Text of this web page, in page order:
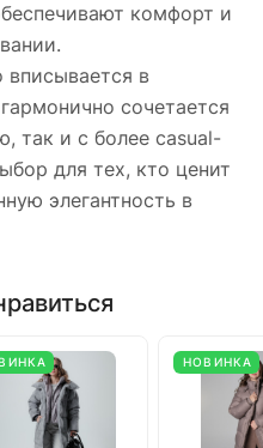
комфорт и
вписывается в
сочетается
так и с более casual-
для тех, кто ценит
элегантность в
НОВИНКА